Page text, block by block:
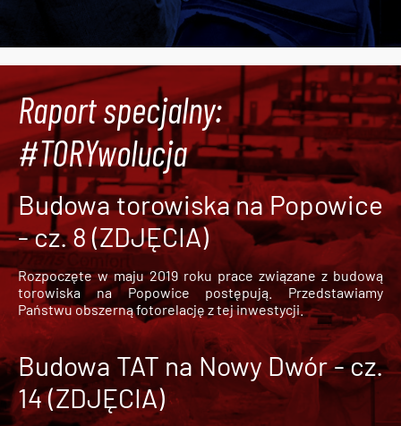
Raport specjalny:
#TORYwolucja
Budowa torowiska na Popowice
- cz. 8 (ZDJĘCIA)
Rozpoczęte w maju 2019 roku prace związane z budową
torowiska na Popowice
postępują. Przedstawiamy
Państwu obszerną fotorelację z tej inwestycji.
Budowa TAT na Nowy Dwór - cz.
14 (ZDJĘCIA)